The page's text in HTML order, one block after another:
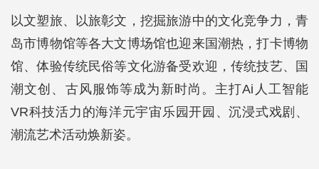
以文塑旅、以旅彰文，挖掘旅游中的文化竞争力，青
岛市博物馆等各大文博场馆也迎来国潮热，打卡博物
馆、体验传统民俗等文化游备受欢迎，传统技艺、国
潮文创、古风服饰等成为新时尚。主打Ai人工智能
VR科技活力的海洋元宇宙乐园开园、沉浸式戏剧、
潮流艺术活动焕新姿。